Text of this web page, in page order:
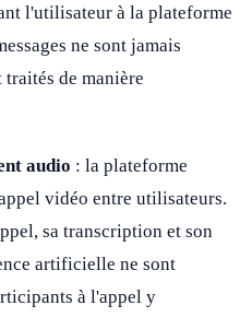
l'utilisateur à la plateforme
ne sont jamais
traités de manière
audio : la plateforme
vidéo entre utilisateurs.
sa transcription et son
artificielle ne sont
à l'appel y